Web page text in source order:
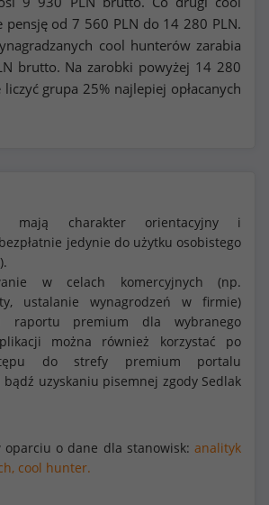
pensję od7 560 PLN do 14 280 PLN.
cool hunterów zarabia
brutto. Na zarobki powyżej 14 280
grupa 25% najlepiej opłacanych
mają charakter orientacyjny i
jedynie do użytku osobistego
w celach komercyjnych (np.
ustalanie wynagrodzeń w firmie)
raportu premium dla wybranego
można również korzystać po
do strefy premium portalu
uzyskaniu pisemnej zgody Sedlak
oparciu o dane dla stanowisk: analityk
cool hunter.